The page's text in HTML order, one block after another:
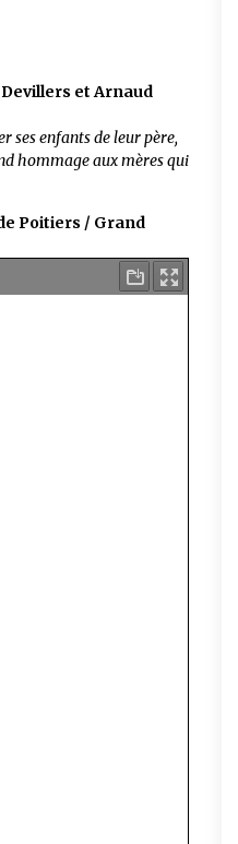
et Arnaud
ses enfants de leur père,
hommage aux mères qui
Poitiers / Grand